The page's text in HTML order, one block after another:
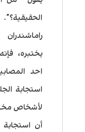
يختبره،
احد
استجابة
لأشخاص
أن استجابة